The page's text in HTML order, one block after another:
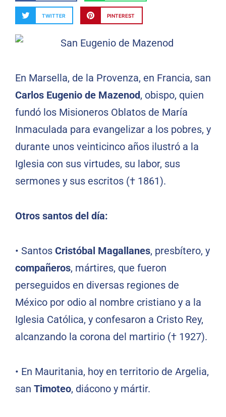
TWITTER PINTEREST
En Marsella, de la Provenza, en Francia, san
Carlos Eugenio de Mazenod, obispo, quien
fundó los Misioneros Oblatos de María
Inmaculada para evangelizar a los pobres, y
durante unos veinticinco años ilustró a la
Iglesia con sus virtudes, su labor, sus
sermones y sus escritos († 1861).
Otros santos del día:
• Santos Cristóbal Magallanes, presbítero, y
compañeros, mártires, que fueron
perseguidos en diversas regiones de
México por odio al nombre cristiano y a la
Iglesia Católica, y confesaron a Cristo Rey,
alcanzando la corona del martirio († 1927).
• En Mauritania, hoy en territorio de Argelia,
san Timoteo, diácono y mártir.